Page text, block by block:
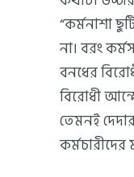
“কর্মনাশা
না। বরং
বনধের
বিরোধী
তেমনই